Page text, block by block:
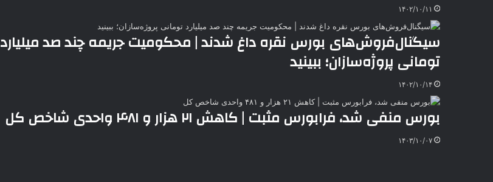
۱۴۰۲/۱۰/۱۱
سیگنال‌فروش‌های بورس نقره داغ شدند | محکومیت جریمه چند صد میلیارد
تومانی پروژه‌سازان؛ ببینید
۱۴۰۲/۱۰/۱۴
بورس منفی شد، فرابورس مثبت | کاهش ۲۱ هزار و ۴۸۱ واحدی شاخص کل
۱۴۰۳/۱۰/۰۷